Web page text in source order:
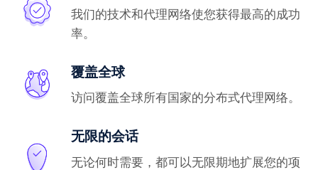
我们的技术和代理网络使您获得最高的成功
率。
覆盖全球
访问覆盖全球所有国家的分布式代理网络。
无限的会话
无论何时需要，都可以无限期地扩展您的项